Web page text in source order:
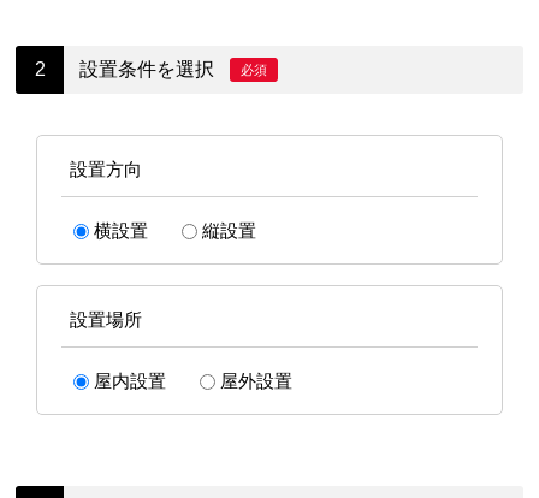
設置条件を選択 必須
設置方向
横設置 縦設置
設置場所
屋内設置 屋外設置